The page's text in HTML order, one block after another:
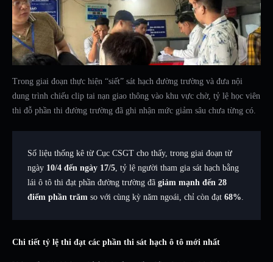
Trong giai đoạn thực hiện “siết” sát hạch đường trường và đưa nội
dung trình chiếu clip tai nạn giao thông vào khu vực chờ, tỷ lệ học viên
thi đỗ phần thi đường trường đã ghi nhận mức giảm sâu chưa từng có.
Số liệu thống kê từ Cục CSGT cho thấy, trong giai đoạn từ
ngày 10/4 đến ngày 17/5, tỷ lệ người tham gia sát hạch bằng
lái ô tô thi đạt phần đường trường đã giảm mạnh đến 28
điểm phần trăm so với cùng kỳ năm ngoái, chỉ còn đạt 68%.
Chi tiết tỷ lệ thi đạt các phần thi sát hạch ô tô mới nhất